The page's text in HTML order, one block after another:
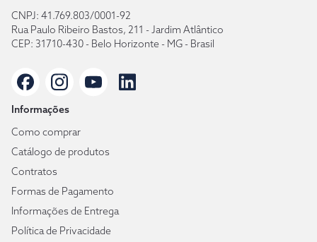
CNPJ: 41.769.803/0001-92
Rua Paulo Ribeiro Bastos, 211 - Jardim Atlântico
CEP: 31710-430 - Belo Horizonte - MG - Brasil
Informações
Como comprar
Catálogo de produtos
Contratos
Formas de Pagamento
Informações de Entrega
Política de Privacidade